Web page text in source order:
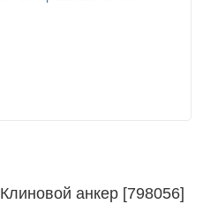
Клиновой анкер [798056]